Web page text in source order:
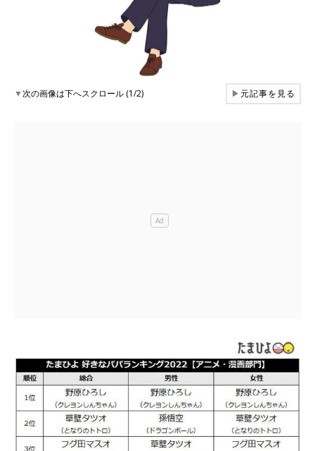
▼次の画像は下へスクロール (1/2) ▶元記事を見る